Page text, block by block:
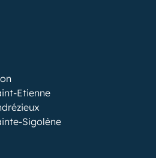
Etienne
Sigolène